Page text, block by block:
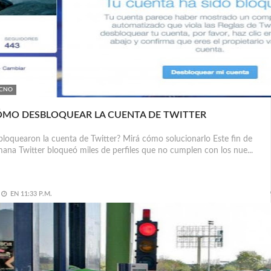
DESBLOQUEAR LA CUENTA DE TWITTER
la cuenta de Twitter? Mirá cómo solucionarlo Este fin de
Twitter bloqueó miles de perfiles que no cumplen con los nue...
EN 11:33 P.M.